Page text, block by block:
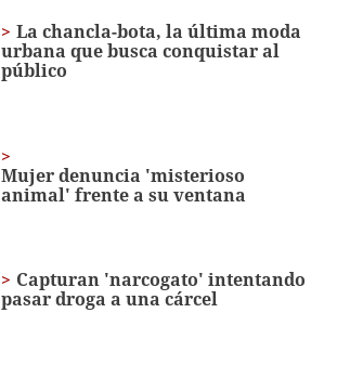
La chancla-bota, la última moda
urbana que busca conquistar al
público
Mujer denuncia 'misterioso
animal' frente a su ventana
Capturan 'narcogato' intentando
pasar droga a una cárcel